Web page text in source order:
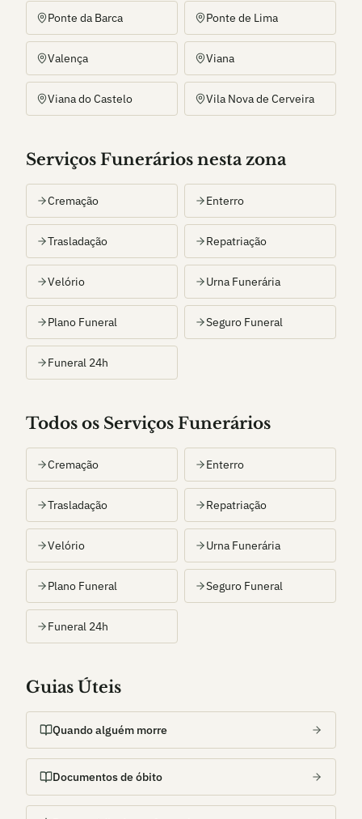
Ponte da Barca Ponte de Lima
Valença Viana
Viana do Castelo Vila Nova de Cerveira
Serviços Funerários nesta zona
Cremação Enterro
Trasladação Repatriação
Velório Urna Funerária
Plano Funeral Seguro Funeral
Funeral 24h
Todos os Serviços Funerários
Cremação Enterro
Trasladação Repatriação
Velório Urna Funerária
Plano Funeral Seguro Funeral
Funeral 24h
Guias Úteis
Quando alguém morre
Documentos de óbito